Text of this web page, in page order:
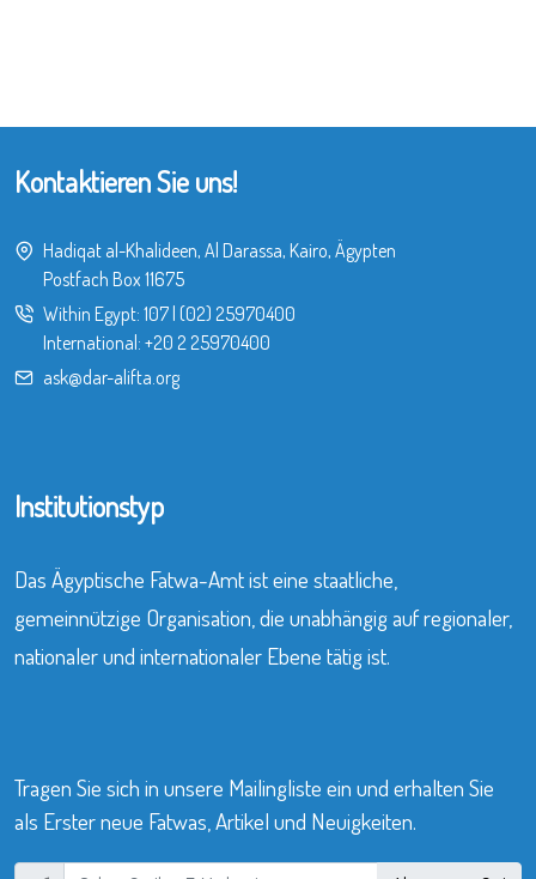
Kontaktieren Sie uns!
Hadiqat al-Khalideen, Al Darassa, Kairo, Ägypten
Postfach Box 11675
Within Egypt: 107 (02) 25970400
International: +20 2 25970400
ask@dar-alifta.org
Institutionstyp
Das Ägyptische Fatwa-Amt ist eine staatliche,
gemeinnützige Organisation, die unabhängig auf regionaler,
nationaler und internationaler Ebene tätig ist.
Tragen Sie sich in unsere Mailingliste ein und erhalten Sie
als Erster neue Fatwas, Artikel und Neuigkeiten.